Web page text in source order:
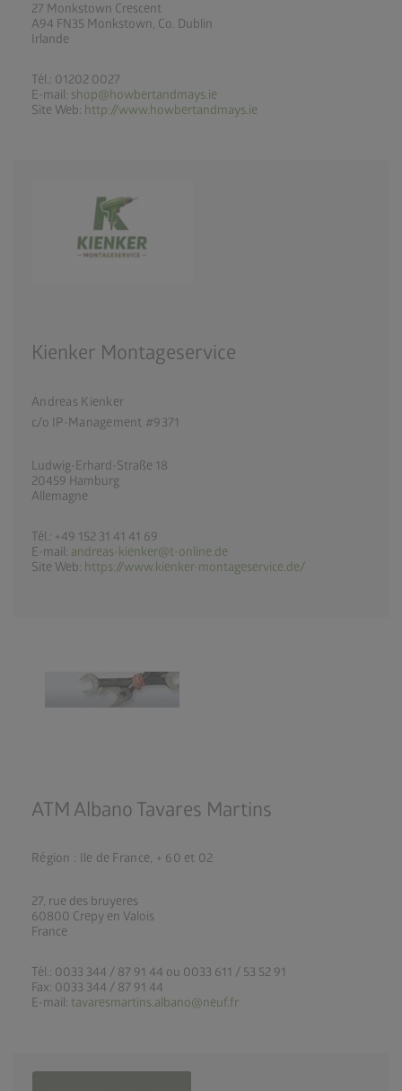
27 Monkstown Crescent
A94 FN35 Monkstown, Co. Dublin
Irlande
Tél.: 01202 0027
E-mail: shop@howbertandmays.ie
Site Web: http://www.howbertandmays.ie
Kienker Montageservice
Andreas Kienker
c/o IP-Management #9371
Ludwig-Erhard-Straße 18
20459 Hamburg
Allemagne
Tél.: +49 152 31 41 41 69
E-mail: andreas-kienker@t-online.de
Site Web: https://www.kienker-montageservice.de/
ATM Albano Tavares Martins
Région : Ile de France, + 60 et 02
27, rue des bruyeres
60800 Crepy en Valois
France
Tél.: 0033 344 / 87 91 44 ou 0033 611 / 53 52 91
Fax: 0033 344 / 87 91 44
E-mail: tavaresmartins.albano@neuf.fr